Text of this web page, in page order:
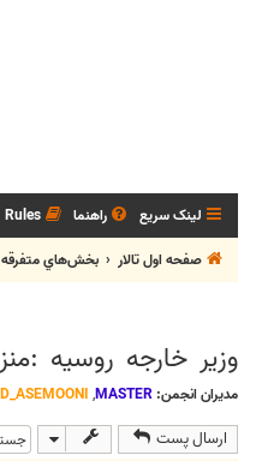
لینک سریع راهنما Rules
صفحه اول تالار
بخش‌‌هاي متفرقه
وزير خارجه روسيه
مدیران انجمن: MASTER
,
ارسال پست